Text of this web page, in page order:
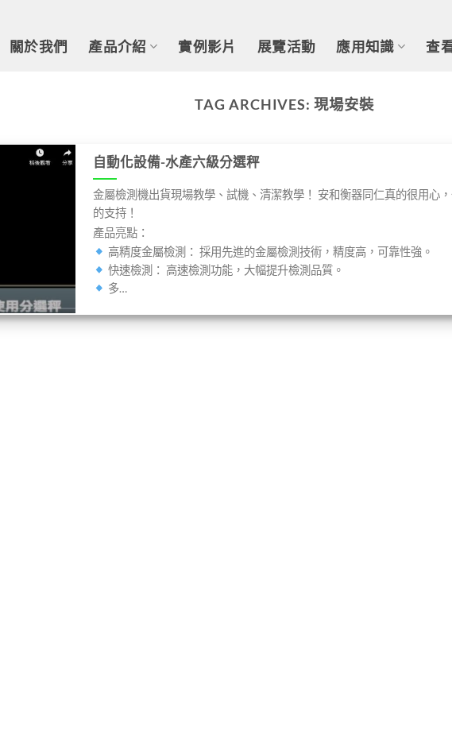
關於我們 產品介紹 實例影片 展覽活動 應用知識 查
TAG ARCHIVES:現場安裝
自動化設備-水產六級分選秤
金屬檢測機出貨現場教學、試機、清潔教學！ 安和衡器同仁真的很用心
的支持！
產品亮點：
高精度金屬檢測： 採用先進的金屬檢測技術，精度高，可靠性強。
快速檢測： 高速檢測功能，大幅提升檢測品質。
多…